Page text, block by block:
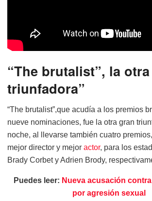
“The brutalist”, la otra
triunfadora”
“The brutalist”,que acudía a los premios
nueve nominaciones, fue la otra gran
noche, al llevarse también cuatro
mejor director y mejor actor, para los
Brady Corbet y Adrien Brody,
Puedes leer: Nueva acusación
por agresión sexual